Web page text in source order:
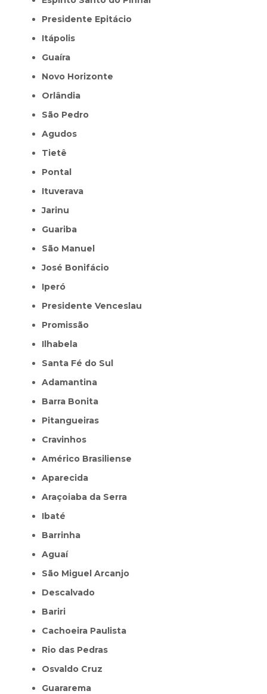
Presidente Epitácio
Itápolis
Guaíra
Novo Horizonte
Orlândia
São Pedro
Agudos
Tietê
Pontal
Ituverava
Jarinu
Guariba
São Manuel
José Bonifácio
Iperó
Presidente Venceslau
Promissão
Ilhabela
Santa Fé do Sul
Adamantina
Barra Bonita
Pitangueiras
Cravinhos
Américo Brasiliense
Aparecida
Araçoiaba da Serra
Ibaté
Barrinha
Aguaí
São Miguel Arcanjo
Descalvado
Bariri
Cachoeira Paulista
Rio das Pedras
Osvaldo Cruz
Guararema